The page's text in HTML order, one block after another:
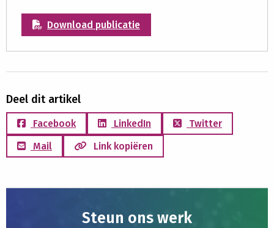
Download publicatie
Deel dit artikel
Facebook LinkedIn
Twitter
Mail
Link kopiëren
Steun ons werk